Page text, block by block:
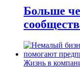
Больше
Жизнь в